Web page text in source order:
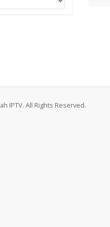
IPTV. All Rights Reserved.